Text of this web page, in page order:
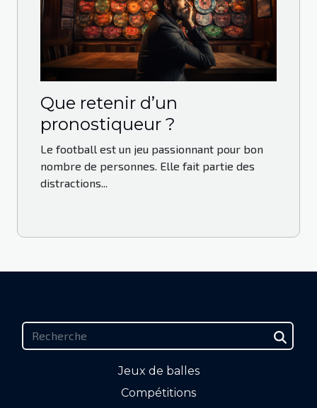
Que retenir d’un
pronostiqueur ?
Le football est un jeu passionnant pour bon
nombre de personnes. Elle fait partie des
distractions...
Jeux de balles
Compétitions